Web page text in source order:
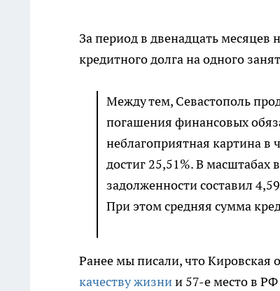
За период в двенадцать
кредитного долга на одного
Между тем, Севастополь
погашения финансовых
неблагоприятная картина в
достиг 25,51%. В масштабах
задолженности составил
При этом средняя сумма
Ранее мы писали, что Кировская
качеству жизнии 57-е место в РФ